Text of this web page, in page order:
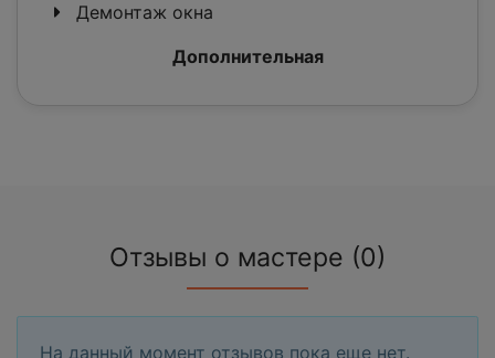
Демонтаж окна
Дополнительная
Отзывы о мастере (0)
На данный момент отзывов пока еще нет.